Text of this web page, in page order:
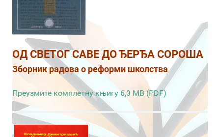
ОД СВЕТОГ САВЕ ДО ЂЕРЂА СОРОША
Зборник радова о реформи школства
Преузмите комплетну књигу 6,3 MB (PDF)